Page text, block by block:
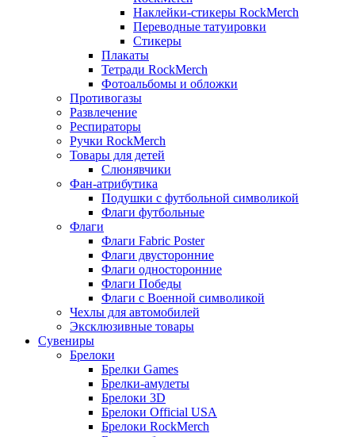
Наклейки-стикеры RockMerch
Переводные татуировки
Стикеры
Плакаты
Тетради RockMerch
Фотоальбомы и обложки
Противогазы
Развлечение
Респираторы
Ручки RockMerch
Товары для детей
Слюнявчики
Фан-атрибутика
Подушки с футбольной символикой
Флаги футбольные
Флаги
Флаги Fabric Poster
Флаги двусторонние
Флаги односторонние
Флаги Победы
Флаги с Военной символикой
Чехлы для автомобилей
Эксклюзивные товары
Сувениры
Брелоки
Брелки Games
Брелки-амулеты
Брелоки 3D
Брелоки Official USA
Брелоки RockMerch